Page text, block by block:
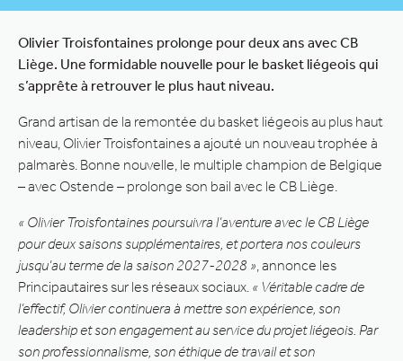
Olivier Troisfontaines prolonge pour deux ans avec CB
Liège. Une formidable nouvelle pour le basket liégeois qui
s’apprête à retrouver le plus haut niveau.
Grand artisan de la remontée du basket liégeois au plus haut
niveau, Olivier Troisfontaines a ajouté un nouveau trophée à
palmarès. Bonne nouvelle, le multiple champion de Belgique
– avec Ostende – prolonge son bail avec le CB Liège.
« Olivier Troisfontaines poursuivra l’aventure avec le CB Liège
pour deux saisons supplémentaires, et portera nos couleurs
jusqu’au terme de la saison 2027-2028 » , annonce les
Principautaires sur les réseaux sociaux. « Véritable cadre de
l’effectif, Olivier continuera à mettre son expérience, son
leadership et son engagement au service du projet liégeois. Par
son professionnalisme, son éthique de travail et son